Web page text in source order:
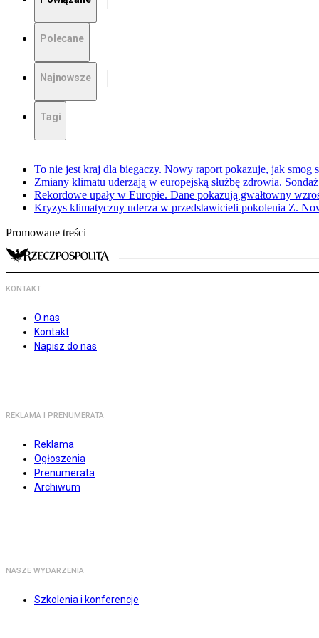
Polecane
Najnowsze
Tagi
To nie jest kraj dla biegaczy. Nowy raport pokazuje, jak smog
Zmiany klimatu uderzają w europejską służbę zdrowia.
Rekordowe upały w Europie. Dane pokazują gwałtowny
Kryzys klimatyczny uderza w przedstawicieli pokolenia Z.
Promowane treści
KONTAKT
O nas
Kontakt
Napisz do nas
REKLAMA I PRENUMERATA
Reklama
Ogłoszenia
Prenumerata
Archiwum
NASZE WYDARZENIA
Szkolenia i konferencje